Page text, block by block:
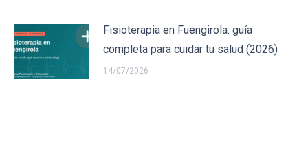
Fisioterapia en Fuengirola: guía
completa para cuidar tu salud (2026)
14/07/2026